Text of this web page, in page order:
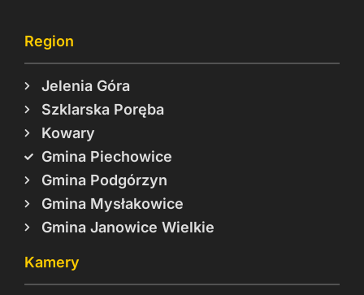
Region
Jelenia Góra
Szklarska Poręba
Kowary
Gmina Piechowice
Gmina Podgórzyn
Gmina Mysłakowice
Gmina Janowice Wielkie
Kamery